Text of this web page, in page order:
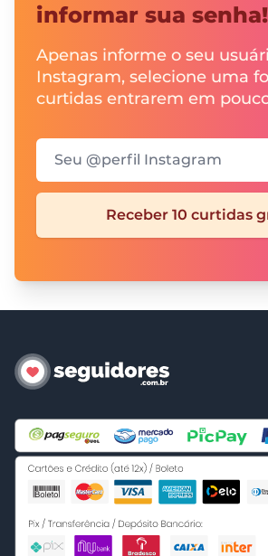
informar sua senha!
Apenas informe o seu
Instagram, selecione uma
curtidas entrarem em
Seu @perfil Instagram
Receber 10 curtidas